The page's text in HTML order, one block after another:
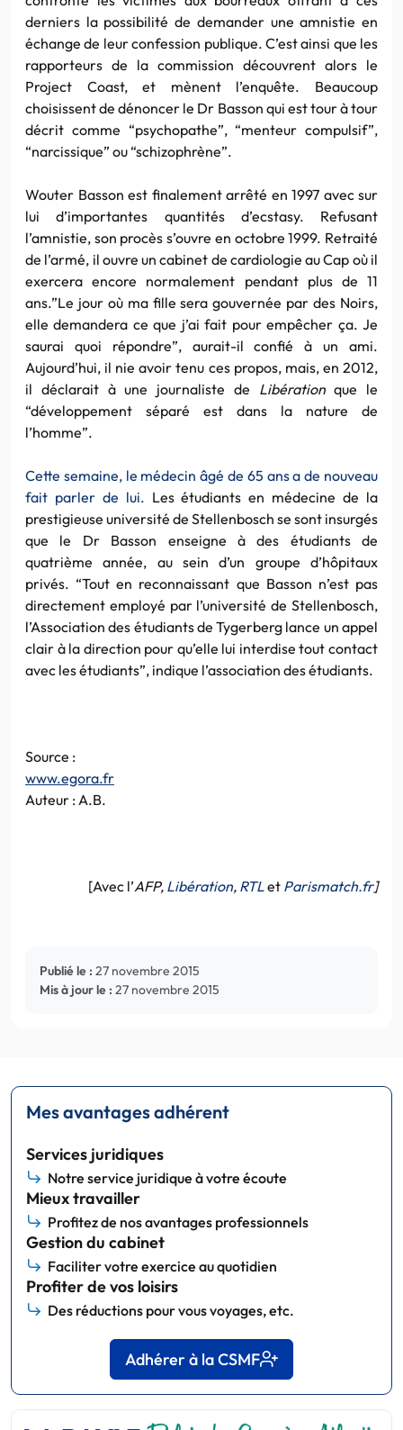
derniers la possibilité de demander une amnistie en
échange de leur confession publique. C’est ainsi que les
rapporteurs de la commission découvrent alors le
Project Coast, et mènent l’enquête. Beaucoup
choisissent de dénoncer le Dr Basson qui est tour à tour
décrit comme “psychopathe”, “menteur compulsif”,
“narcissique” ou “schizophrène”.
Wouter Basson est finalement arrêté en 1997 avec sur
lui d’importantes quantités d’ecstasy. Refusant
l’amnistie, son procès s’ouvre en octobre 1999. Retraité
de l’armé, il ouvre un cabinet de cardiologie au Cap où il
exercera encore normalement pendant plus de 11
ans.”Le jour où ma fille sera gouvernée par des Noirs,
elle demandera ce que j’ai fait pour empêcher ça. Je
saurai quoi répondre”, aurait-il confié à un ami.
Aujourd’hui, il nie avoir tenu ces propos, mais, en 2012,
il déclarait à une journaliste de Libérationque le
“développement séparé est dans la nature de
l’homme”.
Cette semaine, le médecin âgé de 65 ans a de nouveau
fait parler de lui. Les étudiants en médecine de la
prestigieuse université de Stellenbosch se sont insurgés
que le Dr Basson enseigne à des étudiants de
quatrième année, au sein d’un groupe d’hôpitaux
privés. “Tout en reconnaissant que Basson n’est pas
directement employé par l’université de Stellenbosch,
l’Association des étudiants de Tygerberg lance un appel
clair à la direction pour qu’elle lui interdise tout contact
avec les étudiants”, indique l’association des étudiants.
Source :
www.egora.fr
Auteur : A.B.
[Avec l’AFP, Libération, RTLet Parismatch.fr]
Publié le : 27 novembre 2015
Mis à jour le : 27 novembre 2015
Mes avantages adhérent
Services juridiques
Notre service juridique à votre écoute
Mieux travailler
Profitez de nos avantages professionnels
Gestion du cabinet
Faciliter votre exercice au quotidien
Profiter de vos loisirs
Des réductions pour vous voyages, etc.
Adhérer à la CSMF